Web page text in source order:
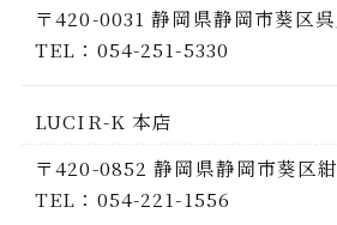
〒420-0031 静岡県静岡市葵区
TEL：054-251-5330
LUCIR-K 本店
〒420-0852 静岡県静岡市葵区
TEL：054-221-1556